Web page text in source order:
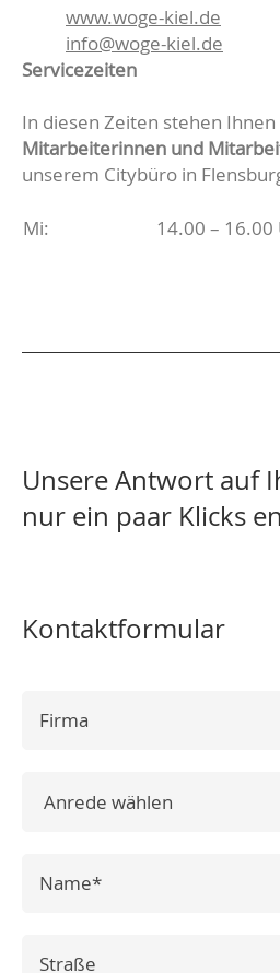
www.woge-kiel.de
info@woge-kiel.de
Servicezeiten
In diesen Zeiten stehen Ihnen
Mitarbeiterinnen und
unserem Citybüro in
Mi: 14.00 – 16.00
Unsere Antwort auf
nur ein paar Klicks
Kontaktformular